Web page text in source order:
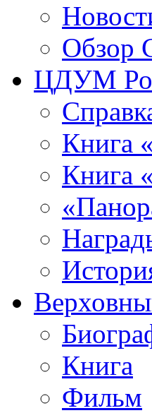
ЦДУМ
Книга
Книга
Книга
Фильм